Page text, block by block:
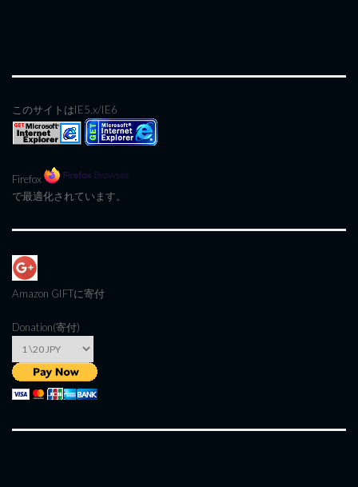
このサイトはIE5.x/IE6
Firefox
で最適化されています。
Amazon GIFTに寄付
Donation(寄付)